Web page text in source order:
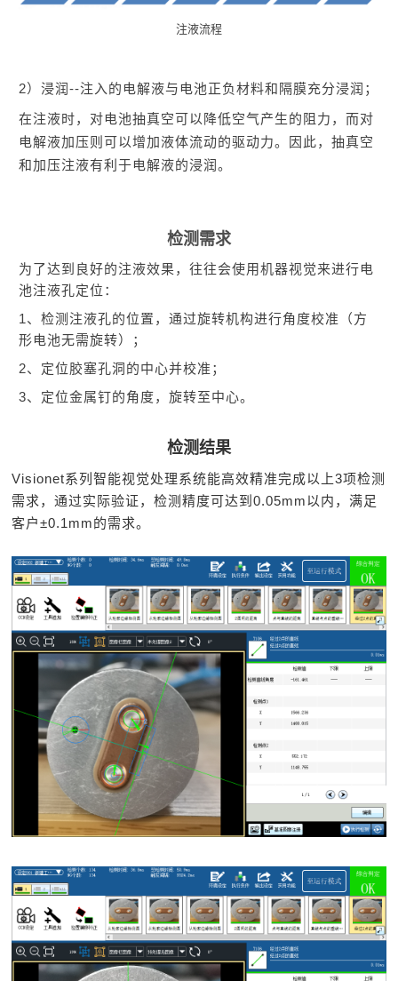
注液流程
2）浸润--注入的电解液与电池正负材料和隔膜充分浸润；
在注液时，对电池抽真空可以降低空气产生的阻力，而对
电解液加压则可以增加液体流动的驱动力。因此，抽真空
和加压注液有利于电解液的浸润。
检测需求
为了达到良好的注液效果，往往会使用机器视觉来进行电
池注液孔定位：
1、检测注液孔的位置，通过旋转机构进行角度校准（方
形电池无需旋转）；
2、定位胶塞孔洞的中心并校准；
3、定位金属钉的角度，旋转至中心。
检测结果
Visionet系列智能视觉处理系统能高效精准完成以上3项检测
需求，通过实际验证，检测精度可达到0.05mm以内 ，满足
客户±0.1mm的需求。